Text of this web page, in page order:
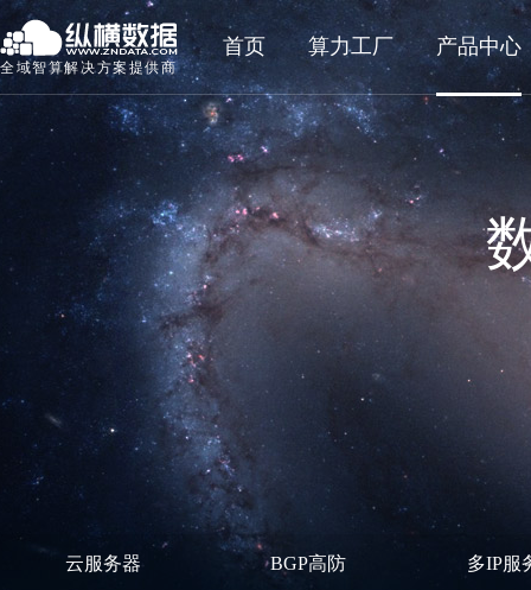
全域智算解决方案提供商
首页 算力工厂 产品中心
云服务器 BGP高防 多IP服